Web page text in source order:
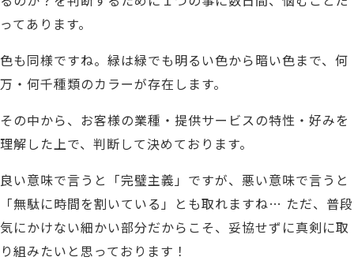
ってあります。
色も同様ですね。緑は緑でも明るい色から暗い色まで、何
万・何千種類のカラーが存在します。
その中から、お客様の業種・提供サービスの特性・好みを
理解した上で、判断して決めております。
良い意味で言うと「完璧主義」ですが、悪い意味で言うと
「無駄に時間を割いている」とも取れますね… ただ、普段
気にかけない細かい部分だからこそ、妥協せずに真剣に取
り組みたいと思っております！